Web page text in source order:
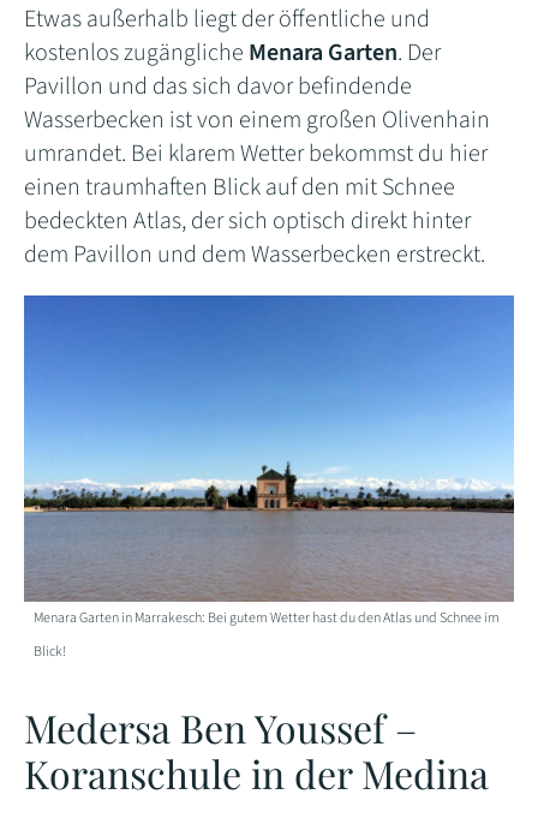
Etwas außerhalb liegt der öffentliche und
kostenlos zugängliche Menara Garten. Der
Pavillon und das sich davor befindende
Wasserbecken ist von einem großen Olivenhain
umrandet. Bei klarem Wetter bekommst du hier
einen traumhaften Blick auf den mit Schnee
bedeckten Atlas, der sich optisch direkt hinter
dem Pavillon und dem Wasserbecken erstreckt.
Menara Garten in Marrakesch: Bei gutem Wetter hast du den Atlas und Schnee im
Blick!
Medersa Ben Youssef –
Koranschule in der Medina